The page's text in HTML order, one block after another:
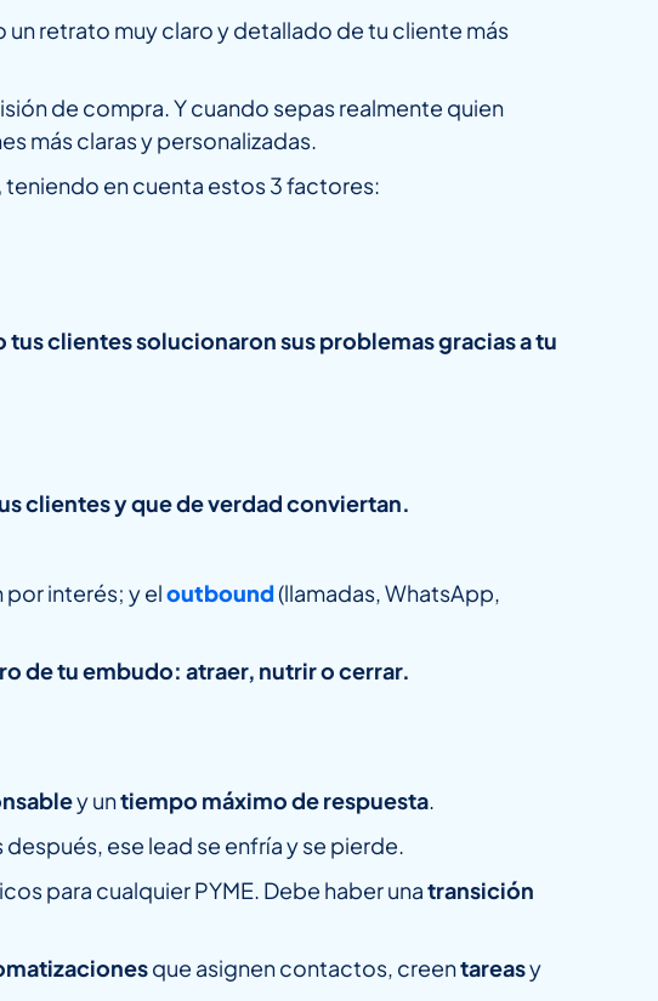
un retrato muy claro y detallado de tu cliente más
de compra. Y cuando sepas realmente quien
más claras y personalizadas.
teniendo en cuenta estos 3 factores:
tus clientes solucionaron sus problemas gracias a tu
clientes y que de verdad conviertan.
por interés; y eloutbound(llamadas, WhatsApp,
de tu embudo: atraer, nutrir o cerrar.
y untiempo máximo de respuesta.
ese lead se enfría y se pierde.
para cualquier PYME. Debe haber unatransición
que asignen contactos, creentareasy